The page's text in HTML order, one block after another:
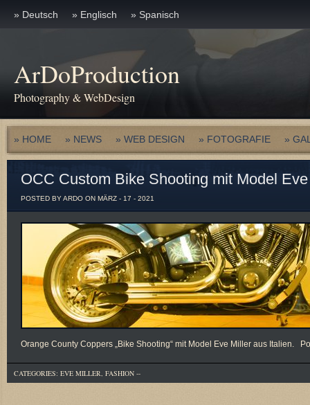
» Deutsch » Englisch » Spanisch
ArDoProduction
Photography & WebDesign
» HOME » NEWS » WEB DESIGN » FOTOGRAFIE »
OCC Custom Bike Shooting mit Model
POSTED BY ARDO ON MÄRZ - 17 - 2021
Orange County Coppers „Bike Shooting“ mit Model Eve Miller aus Italien.
CATEGORIES: EVE MILLER, FASHION --